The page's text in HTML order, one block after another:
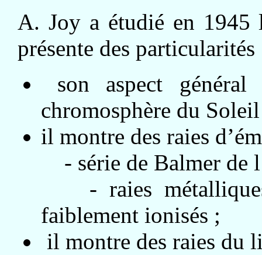
A. Joy a étudié en 1945
présente des particularités
son aspect
chromosphère du
il montre des raies
- série de Balmer de
- raies
faiblement ionisés ;
il montre des raies du